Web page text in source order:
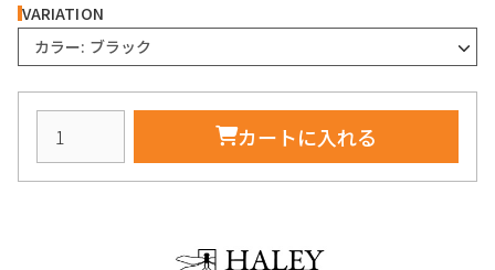
VARIATION
カラー: ブラック
カートに入れる